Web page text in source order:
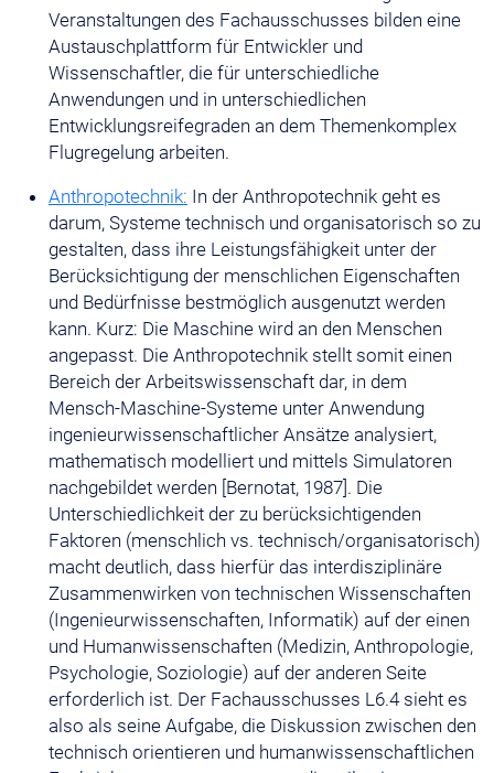
Veranstaltungen des Fachausschusses bilden eine
Austauschplattform für Entwickler und
Wissenschaftler, die für unterschiedliche
Anwendungen und in unterschiedlichen
Entwicklungsreifegraden an dem Themenkomplex
Flugregelung arbeiten.
Anthropotechnik: In der Anthropotechnik geht es
darum, Systeme technisch und organisatorisch so zu
gestalten, dass ihre Leistungsfähigkeit unter der
Berücksichtigung der menschlichen Eigenschaften
und Bedürfnisse bestmöglich ausgenutzt werden
kann. Kurz: Die Maschine wird an den Menschen
angepasst. Die Anthropotechnik stellt somit einen
Bereich der Arbeitswissenschaft dar, in dem
Mensch-Maschine-Systeme unter Anwendung
ingenieurwissenschaftlicher Ansätze analysiert,
mathematisch modelliert und mittels Simulatoren
nachgebildet werden [Bernotat, 1987]. Die
Unterschiedlichkeit der zu berücksichtigenden
Faktoren (menschlich vs. technisch/organisatorisch)
macht deutlich, dass hierfür das interdisziplinäre
Zusammenwirken von technischen Wissenschaften
(Ingenieurwissenschaften, Informatik) auf der einen
und Humanwissenschaften (Medizin, Anthropologie,
Psychologie, Soziologie) auf der anderen Seite
erforderlich ist. Der Fachausschusses L6.4 sieht es
also als seine Aufgabe, die Diskussion zwischen den
technisch orientieren und humanwissenschaftlichen